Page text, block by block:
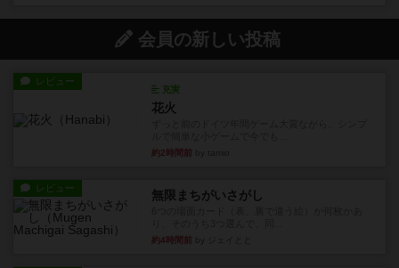
会員の新しい投稿
レビュー
充実
花火
約2時間前
レビュー 無限まちがいさがし
約4時間前